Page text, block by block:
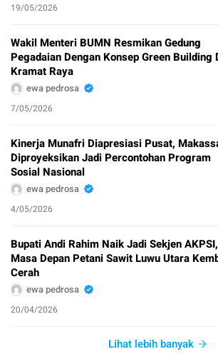
19/05/2026
Wakil Menteri BUMN Resmikan Gedung
Pegadaian Dengan Konsep Green Building
Kramat Raya
ewa pedrosa
7/05/2026
Kinerja Munafri Diapresiasi Pusat,
Diproyeksikan Jadi Percontohan Program
Sosial Nasional
ewa pedrosa
4/05/2026
Bupati Andi Rahim Naik Jadi Sekjen AKPSI,
Masa Depan Petani Sawit Luwu Utara
Cerah
ewa pedrosa
20/04/2026
Lihat lebih banyak